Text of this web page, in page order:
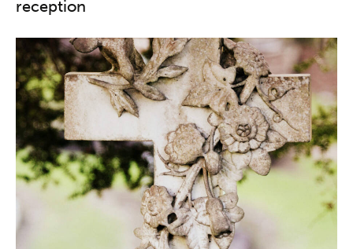
reception